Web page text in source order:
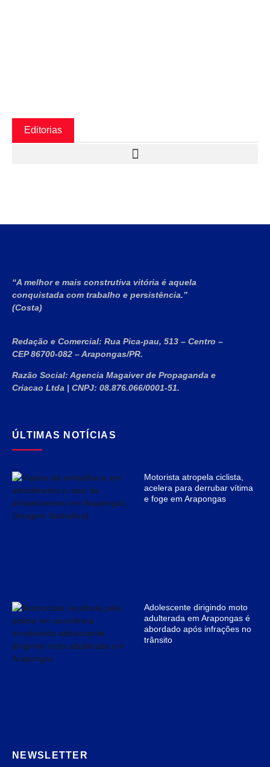
Editorias
“A melhor e mais construtiva vitória é aquela
conquistada com trabalho e persistência.”
(Costa)
Redação e Comercial: Rua Pica-pau, 513 – Centro –
CEP 86700-082 – Arapongas/PR.
Razão Social: Agencia Magaiver de Propaganda e
Criacao Ltda | CNPJ: 08.876.066/0001-51.
ÚLTIMAS NOTÍCIAS
Motorista atropela ciclista,
acelera para derrubar vítima
e foge em Arapongas
Adolescente dirigindo moto
adulterada em Arapongas é
abordado após infrações no
trânsito
NEWSLETTER